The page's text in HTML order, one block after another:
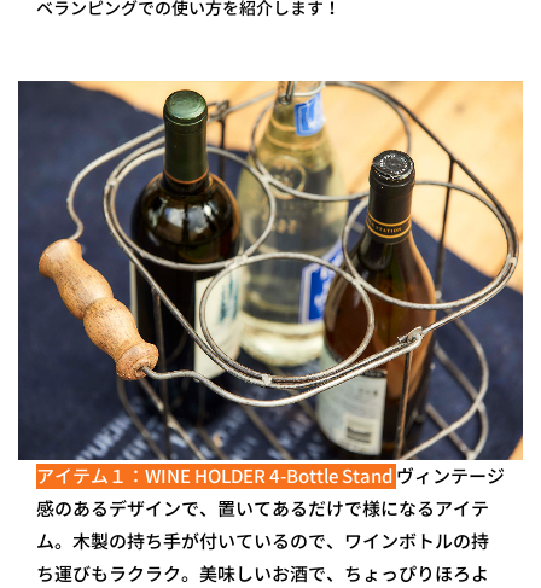
ベランピングでの使い方を紹介します！
アイテム１：WINE HOLDER 4-Bottle Standヴィンテージ
感のあるデザインで、置いてあるだけで様になるアイテ
ム。木製の持ち手が付いているので、ワインボトルの持
ち運びもラクラク。美味しいお酒で、ちょっぴりほろよ